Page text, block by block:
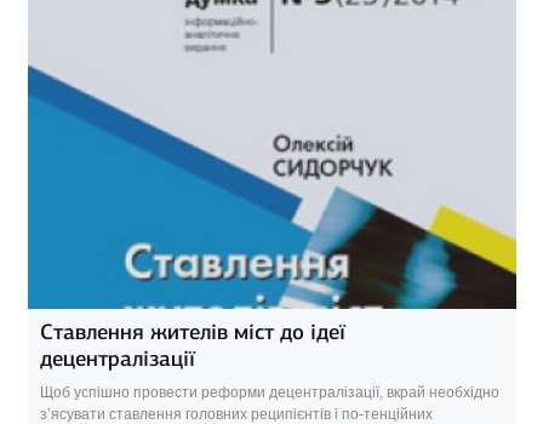
Ставлення жителів міст до ідеї
децентралізації
Щоб успішно провести реформи децентралізації, вкрай необхідно
з’ясувати ставлення головних реципієнтів і по-тенційних